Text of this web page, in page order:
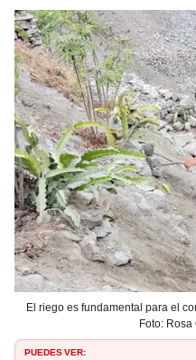
El riego es fundamental para el
Foto: Rosa
PUEDES VER: